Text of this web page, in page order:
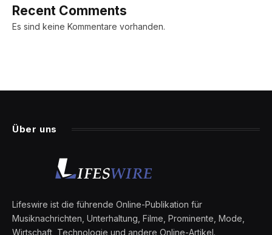
Recent Comments
Es sind keine Kommentare vorhanden.
Über uns
Lifeswire ist die führende Online-Publikation für
Musiknachrichten, Unterhaltung, Filme, Prominente, Mode,
Wirtschaft, Technologie und andere Online-Artikel.